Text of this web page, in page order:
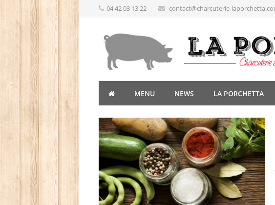
04 42 03 13 22 contact@charcuterie-
MENU NEWS LA PORCHETTA